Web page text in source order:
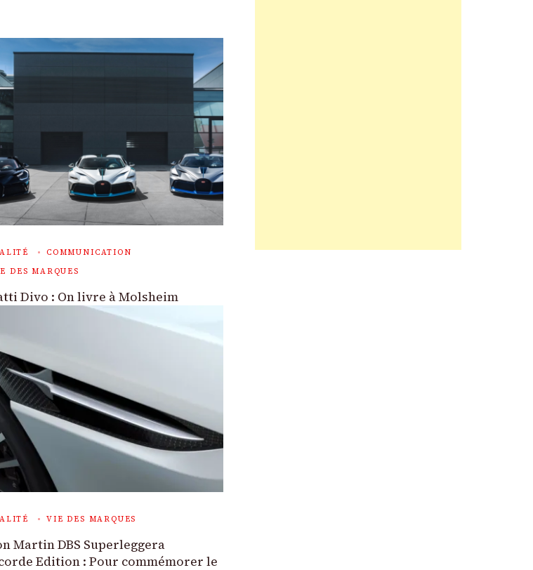
COMMUNICATION
DES MARQUES
Divo : On livre à Molsheim
VIE DES MARQUES
Martin DBS Superleggera
Edition : Pour commémorer le